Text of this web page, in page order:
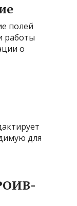
полей
работы
о
для